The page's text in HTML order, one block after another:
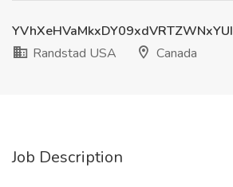
Randstad USA
Canada
Job Description